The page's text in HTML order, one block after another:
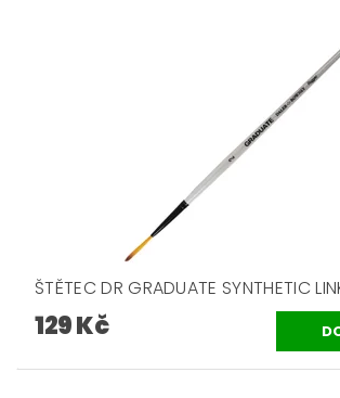
ŠTĚTEC DR GRADUATE SYNTHETIC
129 Kč